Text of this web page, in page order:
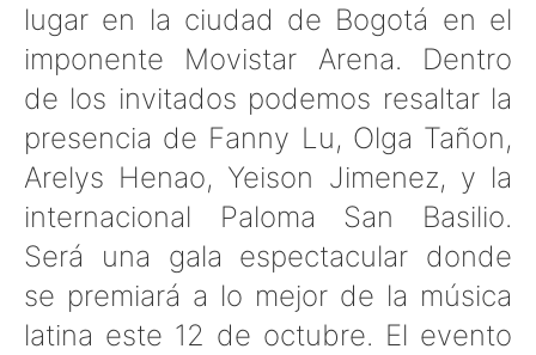
lugar en la ciudad de Bogotá en el
imponente Movistar Arena. Dentro
de los invitados podemos resaltar la
presencia de Fanny Lu, Olga Tañon,
Arelys Henao, Yeison Jimenez, y la
internacional Paloma San Basilio.
Será una gala espectacular donde
se premiará a lo mejor de la música
latina este 12 de octubre. El evento